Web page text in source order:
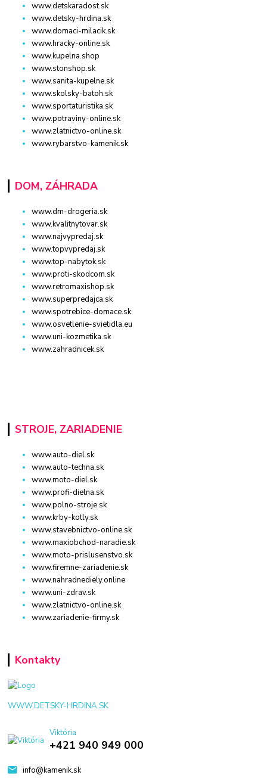
www.detskaradost.sk
www.detsky-hrdina.sk
www.domaci-milacik.sk
www.hracky-online.sk
www.kupelna.shop
www.stonshop.sk
www.sanita-kupelne.sk
www.skolsky-batoh.sk
www.sportaturistika.sk
www.potraviny-online.sk
www.zlatnictvo-online.sk
www.rybarstvo-kamenik.sk
DOM, ZÁHRADA
www.dm-drogeria.sk
www.kvalitnytovar.sk
www.najvypredaj.sk
www.topvypredaj.sk
www.top-nabytok.sk
www.proti-skodcom.sk
www.retromaxishop.sk
www.superpredajca.sk
www.spotrebice-domace.sk
www.osvetlenie-svietidla.eu
www.uni-kozmetika.sk
www.zahradnicek.sk
STROJE, ZARIADENIE
www.auto-diel.sk
www.auto-techna.sk
www.moto-diel.sk
www.profi-dielna.sk
www.polno-stroje.sk
www.krby-kotly.sk
www.stavebnictvo-online.sk
www.maxiobchod-naradie.sk
www.moto-prislusenstvo.sk
www.firemne-zariadenie.sk
www.nahradnediely.online
www.uni-zdrav.sk
www.zlatnictvo-online.sk
www.zariadenie-firmy.sk
Kontakty
WWW.DETSKY-HRDINA.SK
Viktória
+421 940 949 000
info@kamenik.sk